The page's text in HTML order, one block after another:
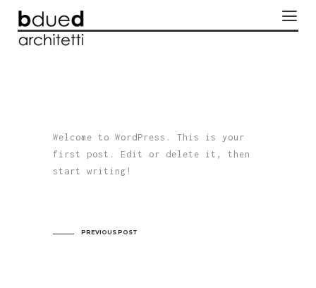
Welcome to WordPress. This is your
first post. Edit or delete it, then
start writing!
PREVIOUS POST